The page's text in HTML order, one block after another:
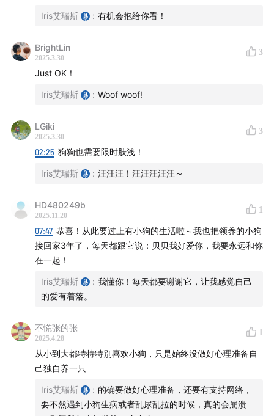
Iris艾瑞斯 : 有机会抱给你看！
BrightLin
2025.3.30
3
Just OK！
Iris艾瑞斯 : Woof woof!
LGiki
2025.3.30
3
02:25 狗狗也需要限时肤浅！
Iris艾瑞斯 : 汪汪汪！汪汪汪汪汪～
HD480249b
2025.11.20
1
07:47 恭喜！从此要过上有小狗的生活啦～我也把领养的小狗
接回家3年了，每天都跟它说：贝贝我好爱你，我要永远和你
在一起！
Iris艾瑞斯 : 我懂你！每天都要谢谢它，让我感觉自己
的爱有着落。
不慌张的张
2025.4.28
1
从小到大都特特特别喜欢小狗，只是始终没做好心理准备自
己独自养一只
Iris艾瑞斯 : 的确要做好心理准备，还要有支持网络，
要不然遇到小狗生病或者乱尿乱拉的时候，真的会崩溃